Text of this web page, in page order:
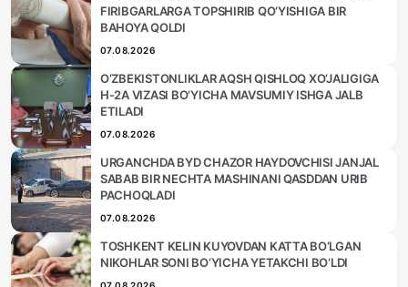
FIRIBGARLARGA TOPSHIRIB QO‘YISHIGA BIR
BAHOYA QOLDI
07.08.2026
O‘ZBEKISTONLIKLAR AQSH QISHLOQ XO‘JALIGIGA
H-2A VIZASI BO‘YICHA MAVSUMIY ISHGA JALB
ETILADI
07.08.2026
URGANCHDA BYD CHAZOR HAYDOVCHISI JANJAL
SABAB BIR NECHTA MASHINANI QASDDAN URIB
PACHOQLADI
07.08.2026
TOSHKENT KELIN KUYOVDAN KATTA BO‘LGAN
NIKOHLAR SONI BO‘YICHA YETAKCHI BO‘LDI
07.08.2026